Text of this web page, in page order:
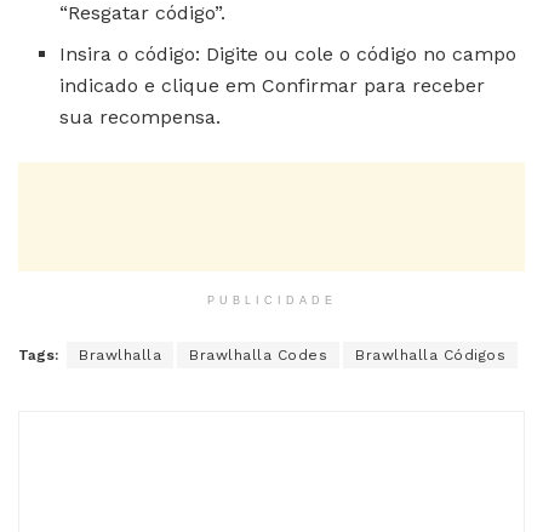
“Resgatar código”.
Insira o código: Digite ou cole o código no campo
indicado e clique em Confirmar para receber
sua recompensa.
PUBLICIDADE
Tags: Brawlhalla Brawlhalla Codes Brawlhalla Códigos